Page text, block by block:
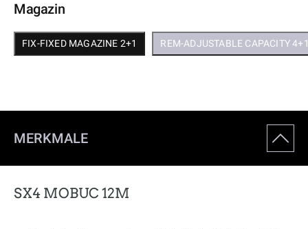
Magazin
FIX-FIXED MAGAZINE 2+1 REM-ADJUSTABLE CAPACITY
MERKMALE
SX4 MOBUC 12M